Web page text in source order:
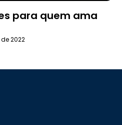
para quem ama
2022